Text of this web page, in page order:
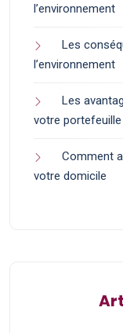
l’environnement
Les
l’environnement
Les
votre portefeuille
Comment
votre domicile